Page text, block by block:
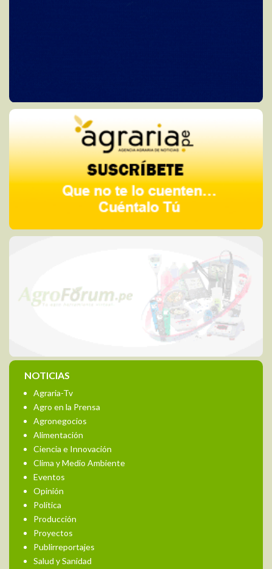
NOTICIAS
Agraria-Tv
Agro en la Prensa
Agronegocios
Alimentación
Ciencia e Innovación
Clima y Medio Ambiente
Eventos
Opinión
Política
Producción
Proyectos
Publirreportajes
Salud y Sanidad